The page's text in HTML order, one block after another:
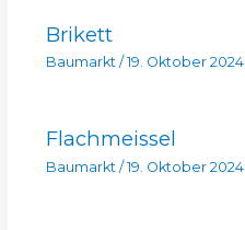
Brikett
Baumarkt/ 19. Oktober 2024
Flachmeissel
Baumarkt / 19. Oktober 2024